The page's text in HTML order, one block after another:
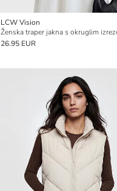
LCW Vision
Ženska traper jakna s okruglim
26.95 EUR